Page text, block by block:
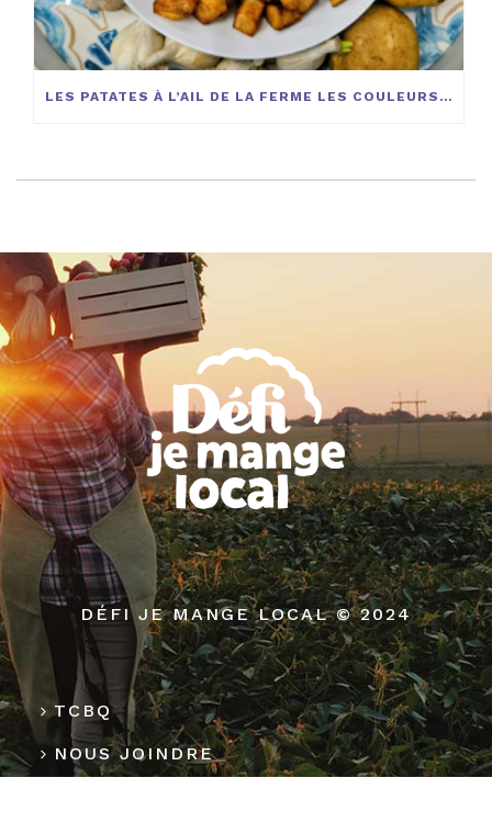
LES PATATES À L’AIL DE LA FERME LES COULEURS DE LA TERRE
DÉFI JE MANGE LOCAL © 2024
TCBQ
NOUS JOINDRE